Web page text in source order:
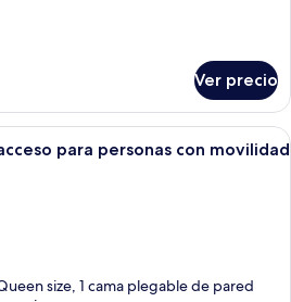
Ver precio
Una cocina con encimeras de
para personas con movilidad
size, 1 cama plegable de pared